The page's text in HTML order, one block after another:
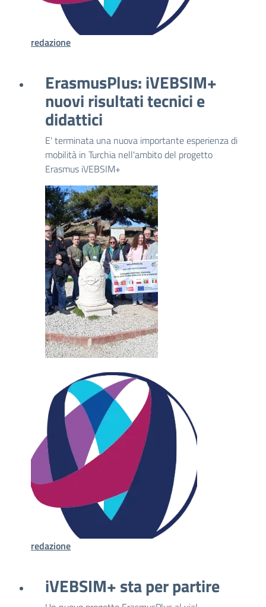
redazione
ErasmusPlus: iVEBSIM+
nuovi risultati tecnici e
didattici
E' terminata una nuova importante esperienza di
mobilità in Turchia nell'ambito del progetto
Erasmus iVEBSIM+
redazione
iVEBSIM+ sta per partire